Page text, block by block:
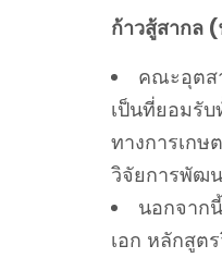
ก้าวสู้สากล
คณะอุตส
เป็นที่ยอมรั
ทางการเก
วิจัยการพัฒ
นอกจาก
เอก หลักสูต